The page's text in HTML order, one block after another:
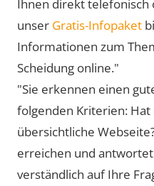
Ihnen direkt telefonisch
unser Gratis-Infopaket
Informationen zum
Scheidung online."
"Sie erkennen einen
folgenden Kriterien:
übersichtliche
erreichen und
verständlich auf Ihre